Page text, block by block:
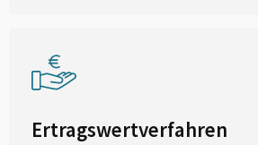
Ertragswertverfahren